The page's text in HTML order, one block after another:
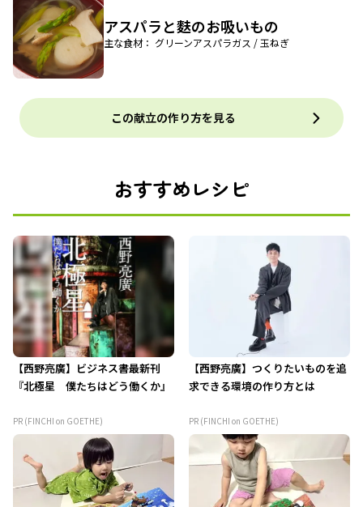
アスパラと麩のお吸いもの
主な食材： グリーンアスパラガス / 玉ねぎ
この献立の作り方を見る
おすすめレシピ
【西野亮廣】ビジネス書最新刊
『北極星 僕たちはどう働くか』
PR (FINCHI on GOETHE)
【西野亮廣】つくりたいものを追
求できる環境の作り方とは
PR (FINCHI on GOETHE)